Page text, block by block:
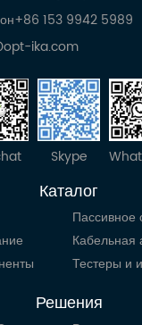
153 9942 5989
ika.com
Skype
Каталог
Пассивное
Кабельная
Тестеры и
Решения